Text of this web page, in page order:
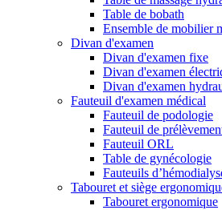
Table de bobath
Ensemble de mobilier
Divan d'examen
Divan d'examen fixe
Divan d'examen
Divan d'examen
Fauteuil d'examen médical
Fauteuil de podologie
Fauteuil de
Fauteuil ORL
Table de gynécologie
Fauteuils
Tabouret et siège
Tabouret ergonomique